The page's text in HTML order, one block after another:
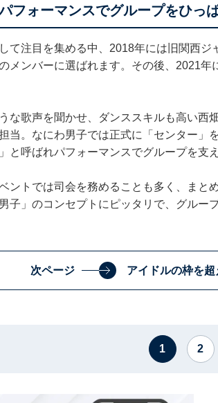
フォーマンスでグループをひっ
て注目を集める中、2018年には旧関西
メンバーに選ばれます。その後、2021
な歌声を聞かせ、ダンススキルも高い西
当。なにわ男子では正式に「センター」
と呼ばれパフォーマンスでグループを支
ントでは司会を務めることも多く、まと
子」のコンセプトにピッタリで、グルー
次ページ アイドルの枠を
1 2